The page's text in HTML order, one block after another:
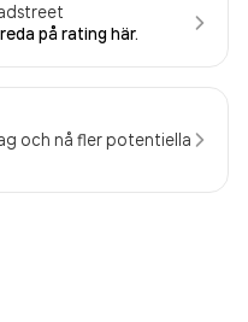
på rating här.
och nå fler potentiella